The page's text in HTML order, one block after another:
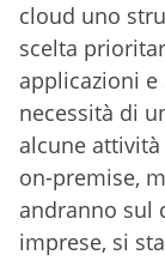
cloud uno
scelta
applicazioni e
necessità di
alcune
on-premise,
andranno sul
imprese, si